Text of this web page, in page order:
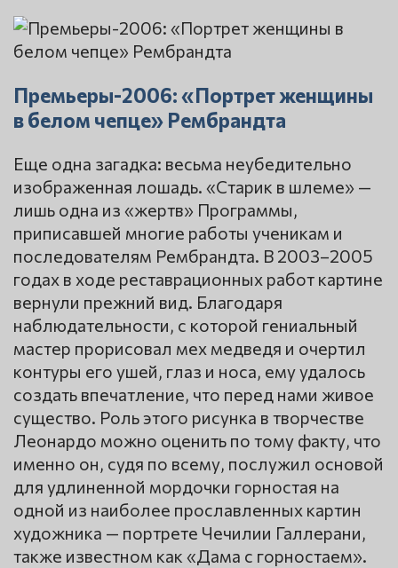
Премьеры-2006: «Портрет женщины
в белом чепце» Рембрандта
Еще одна загадка: весьма неубедительно
изображенная лошадь. «Старик в шлеме» —
лишь одна из «жертв» Программы,
приписавшей многие работы ученикам и
последователям Рембрандта. В 2003–2005
годах в ходе реставрационных работ картине
вернули прежний вид. Благодаря
наблюдательности, с которой гениальный
мастер прорисовал мех медведя и очертил
контуры его ушей, глаз и носа, ему удалось
создать впечатление, что перед нами живое
существо. Роль этого рисунка в творчестве
Леонардо можно оценить по тому факту, что
именно он, судя по всему, послужил основой
для удлиненной мордочки горностая на
одной из наиболее прославленных картин
художника — портрете Чечилии Галлерани,
также известном как «Дама с горностаем».